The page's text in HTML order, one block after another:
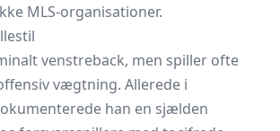
MLS-organisationer.
venstreback, men spiller ofte
vægtning. Allerede i
han en sjælden